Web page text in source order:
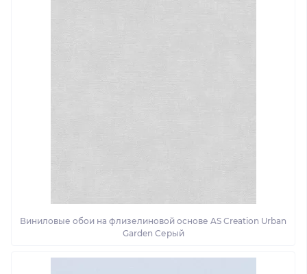
Виниловые обои на флизелиновой основе AS Creation Urban
Garden Серый